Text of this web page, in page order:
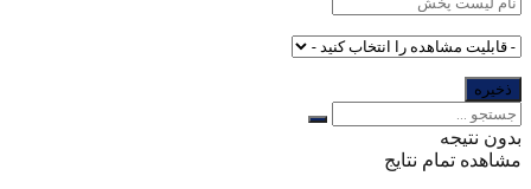
بدون نتیجه
مشاهده تمام نتایج